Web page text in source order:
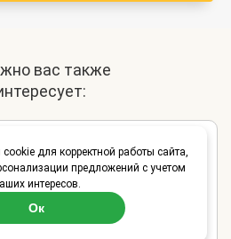
вас также
в Ижевске
в Ижевске
для корректной работы сайта,
предложений с учетом
интересов.
Ок